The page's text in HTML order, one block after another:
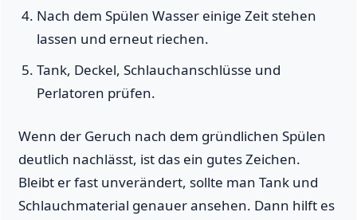
Nach dem Spülen Wasser einige Zeit stehen
lassen und erneut riechen.
Tank, Deckel, Schlauchanschlüsse und
Perlatoren prüfen.
Wenn der Geruch nach dem gründlichen Spülen
deutlich nachlässt, ist das ein gutes Zeichen.
Bleibt er fast unverändert, sollte man Tank und
Schlauchmaterial genauer ansehen. Dann hilft es